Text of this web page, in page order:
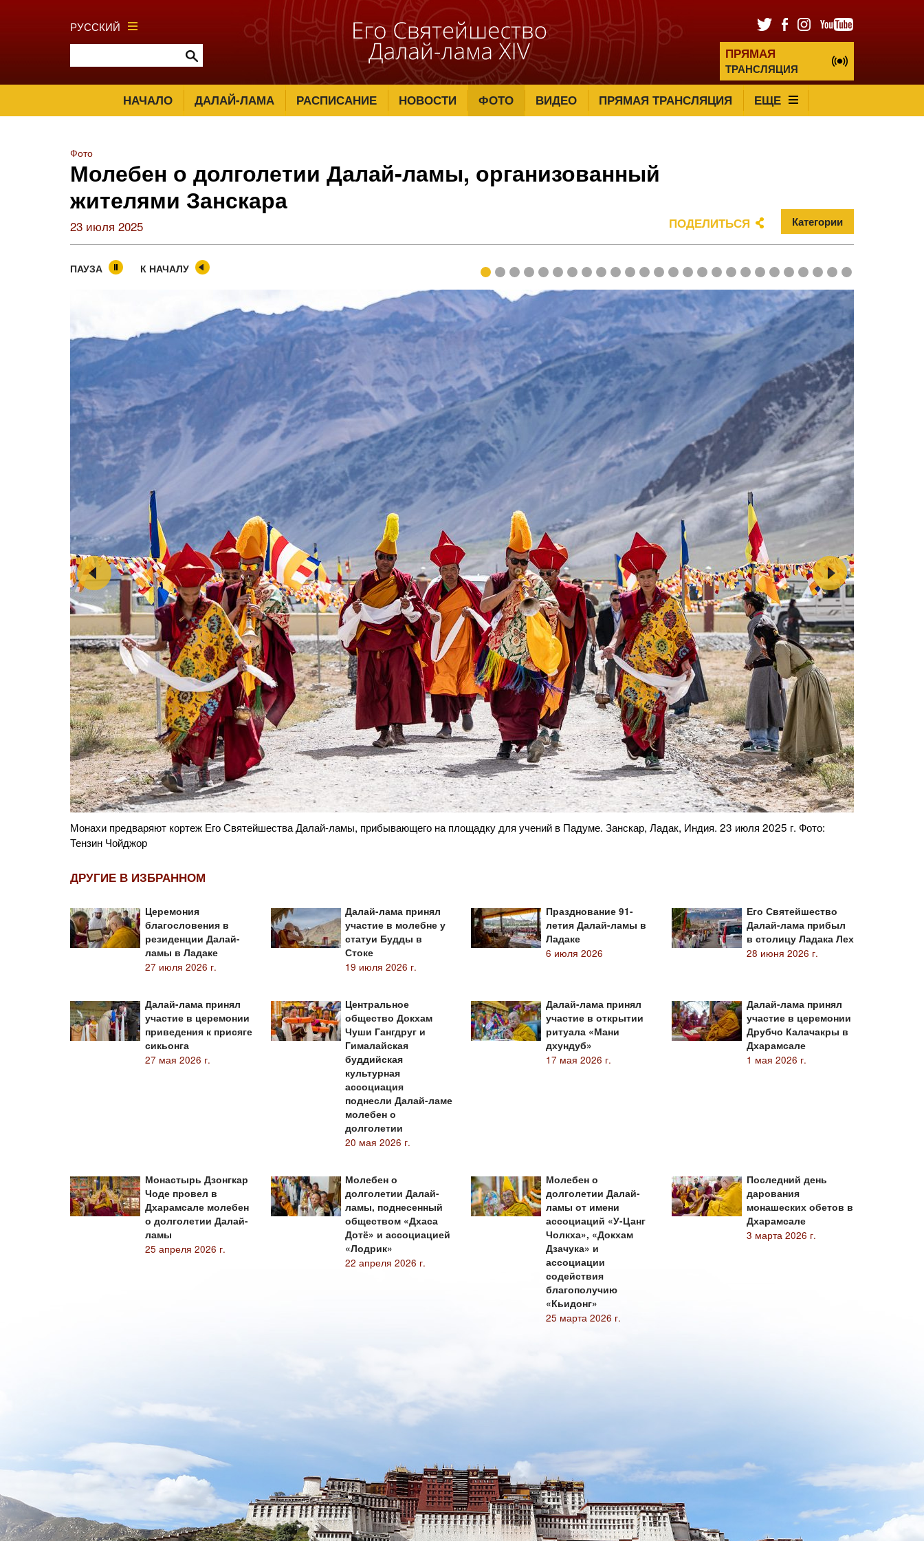
РУССКИЙ
ПРЯМАЯ
ТРАНСЛЯЦИЯ
НАЧАЛО ДАЛАЙ-ЛАМА РАСПИСАНИЕ НОВОСТИ ФОТО ВИДЕО ПРЯМАЯ ТРАНСЛЯЦИЯ ЕЩЕ
Фото
Молебен о долголетии Далай-ламы, организованный
жителями Занскара
23 июля 2025 ПОДЕЛИТЬСЯ Категории
ПАУЗА К НАЧАЛУ
Кортеж Его Святейшества Далай-ламы проезжает через ворота площадки для учений в Падуме. Занскар, Ладак, Индия. 23 июля 2025 г. Фото: Тензин Чойджор
ДРУГИЕ В ИЗБРАННОМ
Церемония
благословения в
резиденции Далай-
ламы в Ладаке
27 июля 2026 г.
Далай-лама принял
участие в молебне у
статуи Будды в
Стоке
19 июля 2026 г.
Празднование 91-
летия Далай-ламы в
Ладаке
6 июля 2026
Его Святейшество
Далай-лама прибыл
в столицу Ладака Лех
28 июня 2026 г.
Далай-лама принял
участие в церемонии
приведения к присяге
сикьонга
27 мая 2026 г.
Центральное
общество Докхам
Чуши Гангдруг и
Гималайская
буддийская
культурная
ассоциация
поднесли Далай-ламе
молебен о
долголетии
20 мая 2026 г.
Далай-лама принял
участие в открытии
ритуала «Мани
дхундуб»
17 мая 2026 г.
Далай-лама принял
участие в церемонии
Друбчо Калачакры в
Дхарамсале
1 мая 2026 г.
Монастырь Дзонгкар
Чоде провел в
Дхарамсале молебен
о долголетии Далай-
ламы
25 апреля 2026 г.
Молебен о
долголетии Далай-
ламы, поднесенный
обществом «Дхаса
Дотё» и ассоциацией
«Лодрик»
22 апреля 2026 г.
Молебен о
долголетии Далай-
ламы от имени
ассоциаций «У-Цанг
Чолкха», «Докхам
Дзачука» и
ассоциации
содействия
благополучию
«Кьидонг»
25 марта 2026 г.
Последний день
дарования
монашеских обетов в
Дхарамсале
3 марта 2026 г.